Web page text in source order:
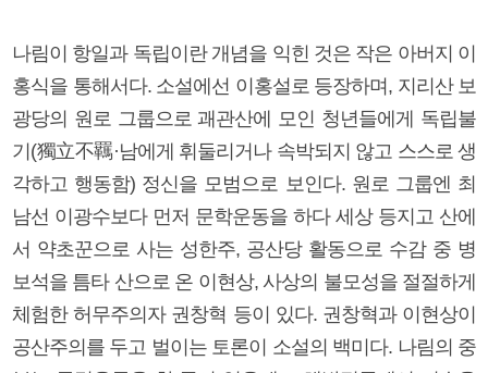
나림이 항일과 독립이란 개념을 익힌 것은 작은 아버지 이
홍식을 통해서다. 소설에선 이홍설로 등장하며, 지리산 보
광당의 원로 그룹으로 괘관산에 모인 청년들에게 독립불
기(獨立不羈·남에게 휘둘리거나 속박되지 않고 스스로 생
각하고 행동함) 정신을 모범으로 보인다. 원로 그룹엔 최
남선 이광수보다 먼저 문학운동을 하다 세상 등지고 산에
서 약초꾼으로 사는 성한주, 공산당 활동으로 수감 중 병
보석을 틈타 산으로 온 이현상, 사상의 불모성을 절절하게
체험한 허무주의자 권창혁 등이 있다. 권창혁과 이현상이
공산주의를 두고 벌이는 토론이 소설의 백미다. 나림의 중